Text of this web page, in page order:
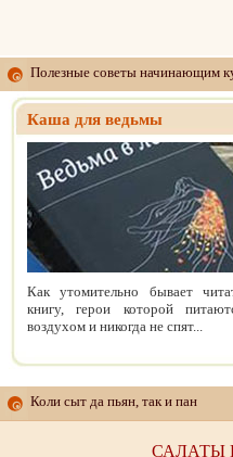
Полезные советы начинающим
Каша для ведьмы
Как утомительно бывает
книгу, герои которой
воздухом и никогда не спят...
Коли сыт да пьян, так и пан
САЛАТЫ